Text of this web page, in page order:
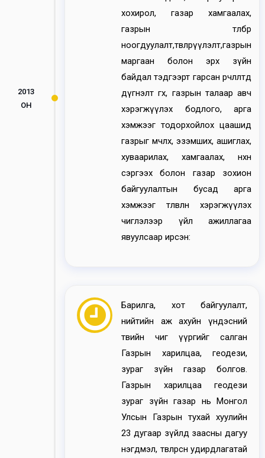
2013
ОН
хохирол, газар хамгаалах,
газрын төлбөр
ноогдуулалт,төвлөрүүлэлт,газрын
маргаан болон эрх зүйн
байдал тэдгээрт гарсан өөрчлөлтөд
дүгнэлт өгөх, газрын талаар авч
хэрэгжүүлэх бодлого, арга
хэмжээг тодорхойлох цаашид
газрыг өмчлөх, эзэмших, ашиглах,
хуваарилах, хамгаалах, нөхөн
сэргээх болон газар зохион
байгуулалтын бусад арга
хэмжээг төлөвлөн хэрэгжүүлэх
чиглэлээр үйл ажиллагаа
явуулсаар ирсэн:
Барилга, хот байгуулалт,
нийтийн аж ахуйн үндэсний
төвийн чиг үүргийг салган
Газрын харилцаа, геодези,
зураг зүйн газар болгов.
Газрын харилцаа геодези
зураг зүйн газар нь Монгол
Улсын Газрын тухай хуулийн
23 дугаар зүйлд заасны дагуу
нэгдмэл, төвлөрсөн удирдлагатай